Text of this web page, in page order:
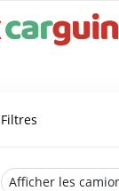
Filtres
Afficher les